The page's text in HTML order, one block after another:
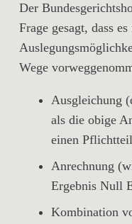
Der
Frage gesagt, dass
Wege
Ausgleichung
als die obige
einen
Anrechnung
Ergebnis Null
Kombination